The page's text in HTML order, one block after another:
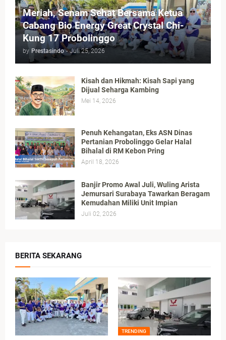
Meriah, Senam Sehat Bersama Ketua
Cabang Bio Energy Great Crystal Chi-
Kung 17 Probolinggo
by Prestasindo - Juli 25, 2026
Kisah dan Hikmah: Kisah Sapi yang
Dijual Seharga Kambing
Mei 14, 2026
Penuh Kehangatan, Eks ASN Dinas
Pertanian Probolinggo Gelar Halal
Bihalal di RM Kebon Pring
April 18, 2026
Banjir Promo Awal Juli, Wuling Arista
Jemursari Surabaya Tawarkan Beragam
Kemudahan Miliki Unit Impian
Juli 02, 2026
BERITA SEKARANG
TRENDING